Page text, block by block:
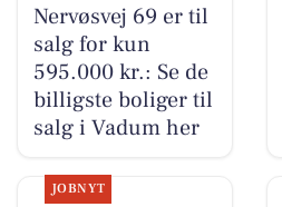
Nervøsvej 69 er til
salg for kun
595.000 kr.: Se de
billigste boliger til
salg i Vadum her
JOBNYT